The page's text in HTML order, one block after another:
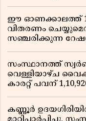
ഈ ഓണക്കാലത്ത്
വിതരണം
സഞ്ചരിക്കുന്ന
സംസ്ഥാനത്ത്
വെള്ളിയാഴ്ച
കാരറ്റ് പവന്
കണ്ണൂർ